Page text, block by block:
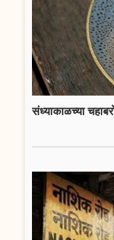
संध्याकाळच्या